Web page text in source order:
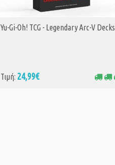
ΑΓΟΡΑ
Yu-Gi-Oh! TCG - Legendary Arc-V Decks
Τιμή: 24,99€